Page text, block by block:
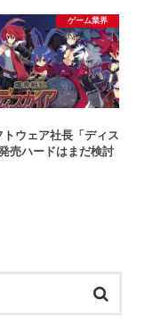
ゲーム業界
トウェア社長「ディス
売ハードはまだ検討